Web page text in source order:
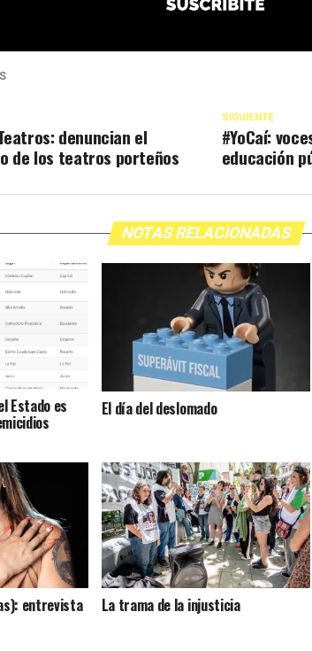
SIGUIENTE
#YoCaí:
educación
denuncian el
de los teatros porteños
NOTAS RELACIONADAS
Estado es El día del deslomado
entrevista La trama de la injusticia